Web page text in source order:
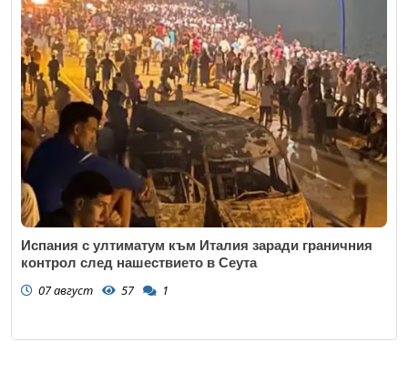
Испания с ултиматум към Италия заради граничния
контрол след нашествието в Сеута
07 август 57 1